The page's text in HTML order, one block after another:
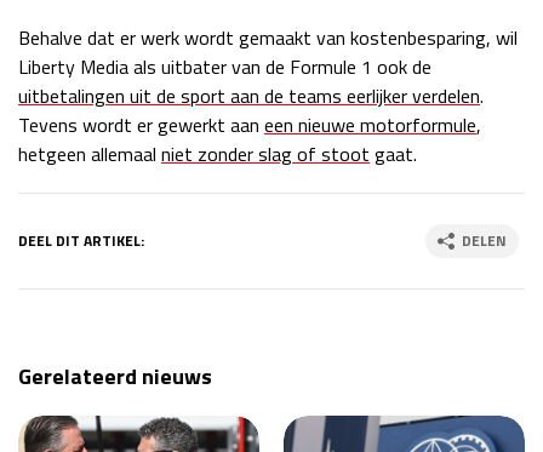
Behalve dat er werk wordt gemaakt van kostenbesparing, wil
Liberty Media als uitbater van de Formule 1 ook de
uitbetalingen uit de sport aan de teams eerlijker verdelen.
Tevens wordt er gewerkt aan een nieuwe motorformule,
hetgeen allemaal niet zonder slag of stoot gaat.
DEEL DIT ARTIKEL: DELEN
Gerelateerd nieuws